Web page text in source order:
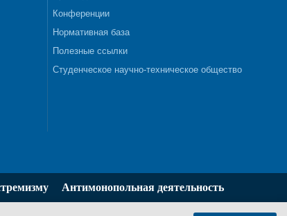
Конференции
Нормативная база
Полезные ссылки
Студенческое научно-техническое общество
Антимонопольная деятельность